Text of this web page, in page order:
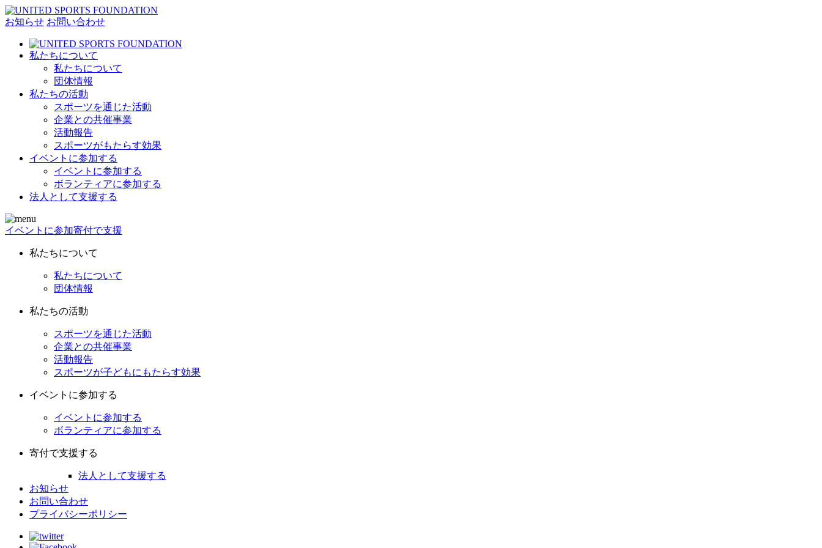
お知らせ お問い合わせ
私たちについて
私たちについて
団体情報
私たちの活動
スポーツを通じた活動
企業との共催事業
活動報告
スポーツがもたらす効果
イベントに参加する
イベントに参加する
ボランティアに参加する
法人として支援する
イベントに参加寄付で支援
私たちについて
私たちについて
団体情報
私たちの活動
スポーツを通じた活動
企業との共催事業
活動報告
スポーツが子どもにもたらす効果
イベントに参加する
イベントに参加する
ボランティアに参加する
寄付で支援する
法人として支援する
お知らせ
お問い合わせ
プライバシーポリシー